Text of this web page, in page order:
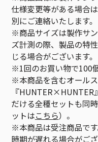
仕様変更等がある場合
別にご連絡いたします。
※商品サイズは製作サ
ズ計測の際、製品の特
じる場合がございます。
※1回のお買い物で100
※本商品を含むオール
『HUNTER×HUNTER
だける全種セットも同
ットはこちら）。
※本商品は受注商品で
時期が遅れる場合がご